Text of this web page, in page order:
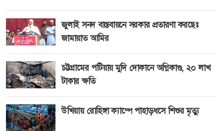
জুলাই সনদ বাস্তবায়নে সরকার প্রতারণা করছেঃ
জামায়াত আমির
চট্টগ্রামের পটিয়ায় মুদি দোকানে অগ্নিকাণ্ড, ২০ লাখ
টাকার ক্ষতি
উখিয়ায় রোহিঙ্গা ক্যাম্পে পাহাড়ধসে শিশুর মৃত্যু